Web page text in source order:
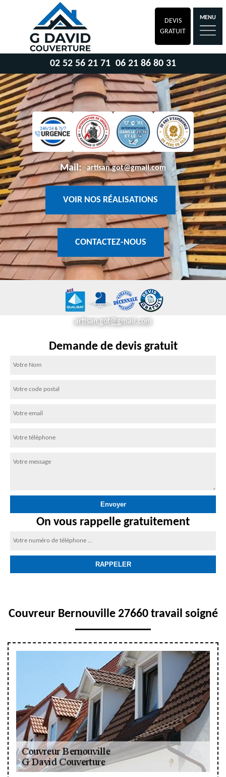
DEVIS
GRATUIT
MENU
02 52 56 21 71 06 21 86 80 31
Mail: artisan.got@gmail.com
VOIR NOS RÉALISATIONS
CONTACTEZ-NOUS
artisan.got@gmail.com
Demande de devis gratuit
On vous rappelle gratuitement
Couvreur Bernouville 27660 travail soigné